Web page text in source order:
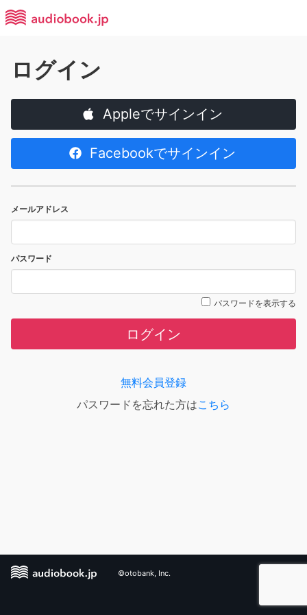
ログイン
Appleでサインイン
Facebookでサインイン
メールアドレス
パスワード
パスワードを表示する
ログイン
無料会員登録
パスワードを忘れた方はこちら
©otobank, Inc.